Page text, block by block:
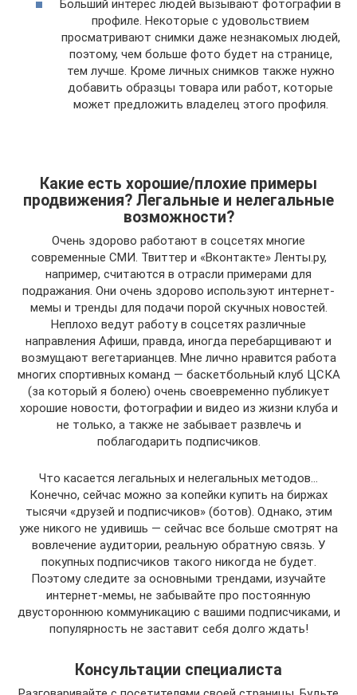
Больший интерес людей вызывают фотографии в
профиле. Некоторые с удовольствием
просматривают снимки даже незнакомых людей,
поэтому, чем больше фото будет на странице,
тем лучше. Кроме личных снимков также нужно
добавить образцы товара или работ, которые
может предложить владелец этого профиля.
Какие есть хорошие/плохие примеры
продвижения? Легальные и нелегальные
возможности?
Очень здорово работают в соцсетях многие
современные СМИ. Твиттер и «Вконтакте» Ленты.ру,
например, считаются в отрасли примерами для
подражания. Они очень здорово используют интернет-
мемы и тренды для подачи порой скучных новостей.
Неплохо ведут работу в соцсетях различные
направления Афиши, правда, иногда перебарщивают и
возмущают вегетарианцев. Мне лично нравится работа
многих спортивных команд — баскетбольный клуб ЦСКА
(за который я болею) очень своевременно публикует
хорошие новости, фотографии и видео из жизни клуба и
не только, а также не забывает развлечь и
поблагодарить подписчиков.
Что касается легальных и нелегальных методов…
Конечно, сейчас можно за копейки купить на биржах
тысячи «друзей и подписчиков» (ботов). Однако, этим
уже никого не удивишь — сейчас все больше смотрят на
вовлечение аудитории, реальную обратную связь. У
покупных подписчиков такого никогда не будет.
Поэтому следите за основными трендами, изучайте
интернет-мемы, не забывайте про постоянную
двустороннюю коммуникацию с вашими подписчиками, и
популярность не заставит себя долго ждать!
Консультации специалиста